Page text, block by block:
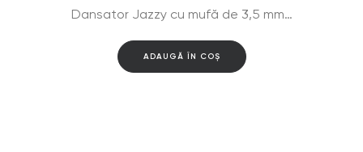
Dansator Jazzy cu mufă de 3,5 mm…
ADAUGĂ ÎN COȘ